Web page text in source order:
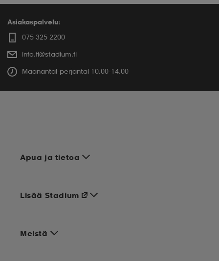
Asiakaspalvelu:
075 325 2200
info.fi@stadium.fi
Maanantai-perjantai 10.00-14.00
Apua ja tietoa
Meistä
Lisää Stadium